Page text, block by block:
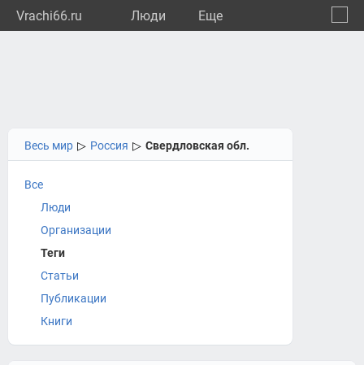
Vrachi66.ru Люди Eще
Весь мир ▷ Россия ▷ Свердловская обл.
Все
Люди
Организации
Теги
Статьи
Публикации
Книги